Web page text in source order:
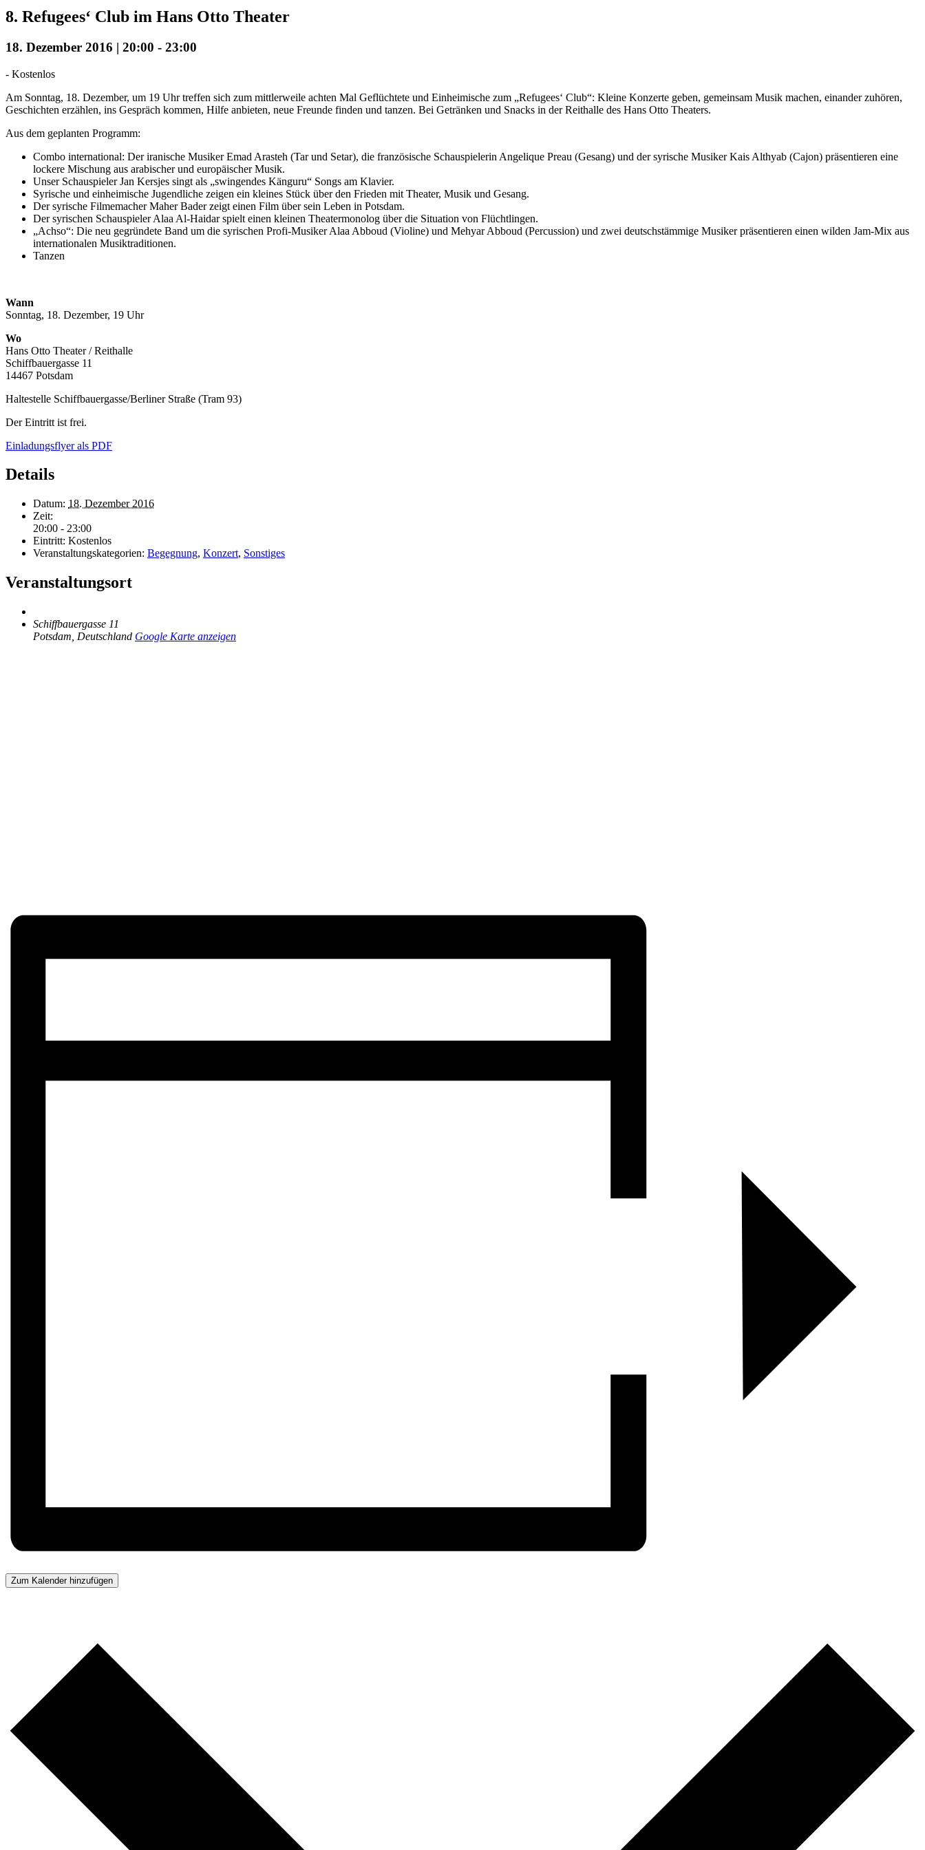
8. Refugees‘ Club im Hans Otto Theater
18. Dezember 2016 | 20:00 - 23:00
- Kostenlos
Am Sonntag, 18. Dezember, um 19 Uhr treffen sich zum mittlerweile achten Mal Geflüchtete und Einheimische zum „Refugees‘ Club“: Kleine Konzerte geben, gemeinsam Musik machen, einander zuhören,
Geschichten erzählen, ins Gespräch kommen, Hilfe anbieten, neue Freunde finden und tanzen. Bei Getränken und Snacks in der Reithalle des Hans Otto Theaters.
Aus dem geplanten Programm:
Combo international: Der iranische Musiker Emad Arasteh (Tar und Setar), die französische Schauspielerin Angelique Preau (Gesang) und der syrische Musiker Kais Althyab (Cajon) präsentieren eine
lockere Mischung aus arabischer und europäischer Musik.
Unser Schauspieler Jan Kersjes singt als „swingendes Känguru“ Songs am Klavier.
Syrische und einheimische Jugendliche zeigen ein kleines Stück über den Frieden mit Theater, Musik und Gesang.
Der syrische Filmemacher Maher Bader zeigt einen Film über sein Leben in Potsdam.
Der syrischen Schauspieler Alaa Al-Haidar spielt einen kleinen Theatermonolog über die Situation von Flüchtlingen.
„Achso“: Die neu gegründete Band um die syrischen Profi-Musiker Alaa Abboud (Violine) und Mehyar Abboud (Percussion) und zwei deutschstämmige Musiker präsentieren einen wilden Jam-Mix aus
internationalen Musiktraditionen.
Tanzen
Wann
Sonntag, 18. Dezember, 19 Uhr
Wo
Hans Otto Theater / Reithalle
Schiffbauergasse 11
14467 Potsdam
Haltestelle Schiffbauergasse/Berliner Straße (Tram 93)
Der Eintritt ist frei.
Einladungsflyer als PDF
Details
Datum: 18. Dezember 2016
Zeit:
20:00 - 23:00
Eintritt: Kostenlos
Veranstaltungskategorien: Begegnung, Konzert, Sonstiges
Veranstaltungsort
Schiffbauergasse 11
Potsdam Deutschland Google Karte anzeigen
Zum Kalender hinzufügen